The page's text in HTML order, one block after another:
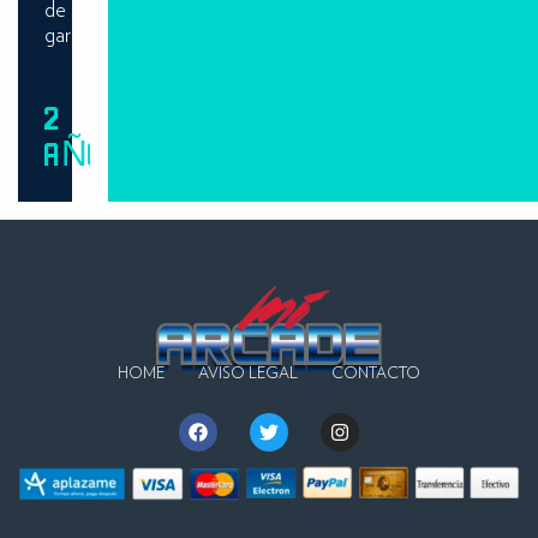
de
garantía.
2
AÑOS
HOME AVISO LEGAL CONTACTO